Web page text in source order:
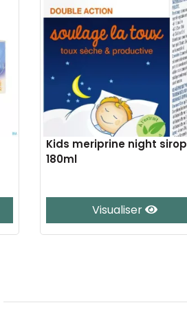
Kids meriprine night sirop
180ml
Visualiser